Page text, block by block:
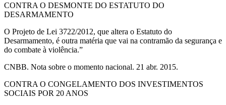
CONTRA O DESMONTE DO ESTATUTO DO
DESARMAMENTO
O Projeto de Lei 3722/2012, que altera o Estatuto do
Desarmamento, é outra matéria que vai na contramão da segurança e
do combate à violência.”
CNBB. Nota sobre o momento nacional. 21 abr. 2015.
CONTRA O CONGELAMENTO DOS INVESTIMENTOS
SOCIAIS POR 20 ANOS